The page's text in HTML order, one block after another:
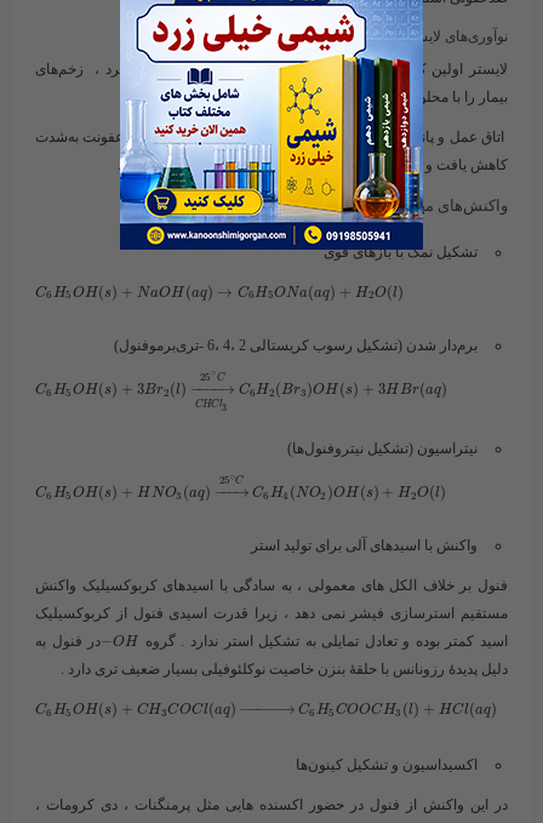
نوآوری‌های لایستر
لایستر اولین کسی بود که ، ابزار جراحی را با فنول ضدعفونی کرد ، زخم‌های
بیمار را با محلول فنول شست‌وشو داد
اتاق عمل و پانسمان‌ها را با فنول اسپری کرد . نتیجه اینکه میزان عفونت به‌شدت
کاهش یافت و این روش به‌عنوان «جراحی آنتی‌سپتیک» شناخته شد.
واکنش‌های مهم فنول
تشکیل نمک با بازهای قوی
C6 H5 OH(s) + NaOH (aq) → C6H5ONa(aq) + H2O(l)
برم‌دار شدن (تشکیل رسوب کریستالی 2 ،4 ،6 -تری‌برموفنول)
C6 H5 OH(s) + 3Br2 (l) − →
−−−
C HC l3
25∘C
C6H2 (Br3 )OH (s) + 3HBr(aq)
نیتراسیون (تشکیل نیتروفنول‌ها)
C6 H5 OH(s) + HNO3 (aq) − →
−−
25∘C
C6 H4 (NO2 )OH (s) + H2O(l)
واکنش با اسیدهای آلی برای تولید استر
فنول بر خلاف الکل های معمولی ، به سادگی با اسیدهای کربوکسیلیک واکنش
مستقیم استرسازی فیشر نمی دهد ، زیرا قدرت اسیدی فنول از کربوکسیلیک
اسید کمتر بوده و تعادل تمایلی به تشکیل استر ندارد . گروه ​
−OH
​در فنول به
دلیل پدیدۀ رزونانس با حلقۀ بنزن خاصیت نوکلئوفیلی بسیار ضعیف تری دارد .
C6 H5 OH(s) + CH3COCl(aq) − →
−−−− C6 H5 COOCH3 (l) + HCl(aq)
اکسیداسیون و تشکیل کینون‌ها
در این واکنش از فنول در حضور اکسنده هایی مثل پرمنگنات ، دی کرومات ،